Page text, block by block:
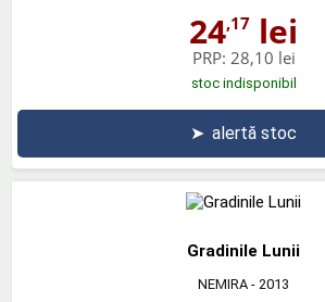
24,17 lei
PRP: 28,10 lei
stoc indisponibil
➤ alertă stoc
Gradinile Lunii
NEMIRA - 2013